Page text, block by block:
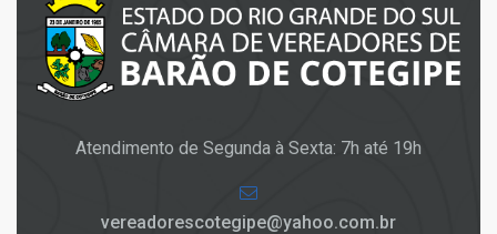
Atendimento de Segunda à Sexta: 7h até 19h
vereadorescotegipe@yahoo.com.br